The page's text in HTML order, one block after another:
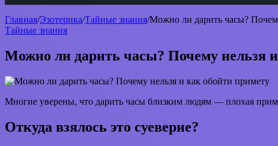
Главная/Эзотерика/Тайные знания/Можно ли дарить часы?
Тайные знания
Можно ли дарить часы? Почему нельзя
Многие уверены, что дарить часы близким людям — плохая
Откуда взялось это суеверие?